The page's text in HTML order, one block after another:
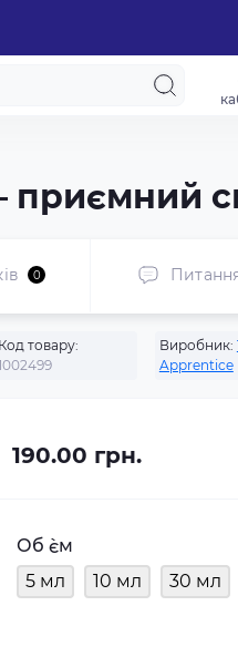
приємний
0
Код товару:
Виробник:
Apprentice
190.00 грн.
Об `єм
5 мл
10 мл 30 мл